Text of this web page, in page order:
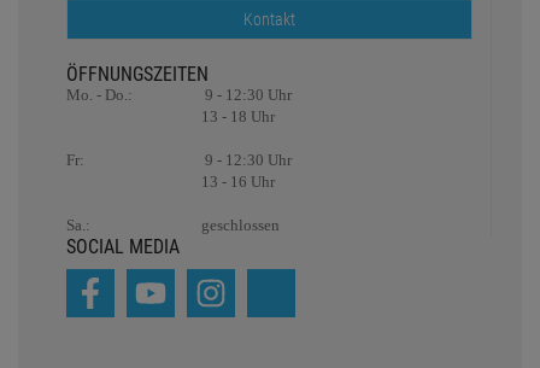
Kontakt
ÖFFNUNGSZEITEN
Mo. - Do.:
Fr:
Sa.:
9 - 12:30 Uhr
13 - 18 Uhr
9 - 12:30 Uhr
13 - 16 Uhr
geschlossen
SOCIAL MEDIA